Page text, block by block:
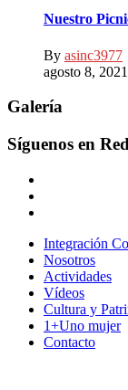
Nuestro
By asinc3977
agosto 8, 2021
Galería
Síguenos en
Integración
Nosotros
Actividades
Vídeos
Cultura y
1+Uno mujer
Contacto